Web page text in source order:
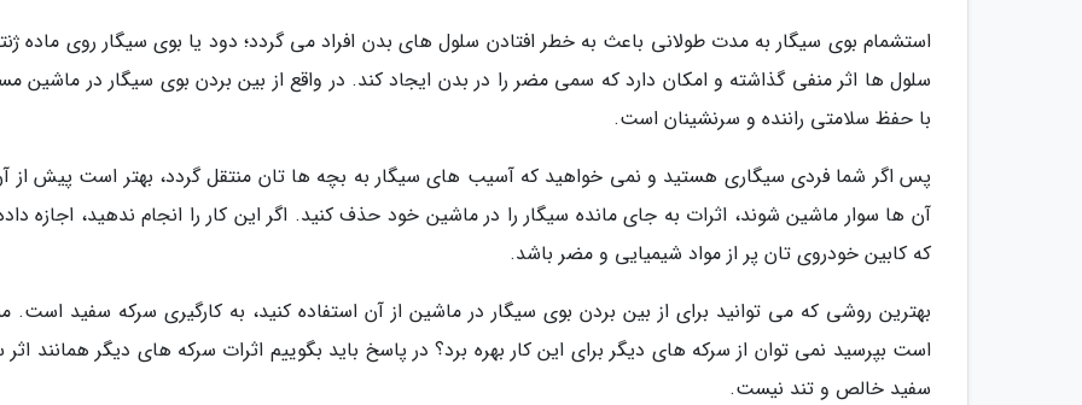
استشمام بوی سیگار به مدت طولانی باعث به خطر افتادن سلول های بدن افراد می گردد؛ دود یا بوی سیگار روی ماده
سلول ها اثر منفی گذاشته و امکان دارد که سمی مضر را در بدن ایجاد کند. در واقع از بین بردن بوی سیگار در ماشین
با حفظ سلامتی راننده و سرنشینان است.
پس اگر شما فردی سیگاری هستید و نمی خواهید که آسیب های سیگار به بچه ها تان منتقل گردد، بهتر است پیش از
آن ها سوار ماشین شوند، اثرات به جای مانده سیگار را در ماشین خود حذف کنید. اگر این کار را انجام ندهید، اجازه
که کابین خودروی تان پر از مواد شیمیایی و مضر باشد.
بهترین روشی که می توانید برای از بین بردن بوی سیگار در ماشین از آن استفاده کنید، به کارگیری سرکه سفید است.
است بپرسید نمی توان از سرکه های دیگر برای این کار بهره برد؟ در پاسخ باید بگوییم اثرات سرکه های دیگر همانند اثر
سفید خالص و تند نیست.